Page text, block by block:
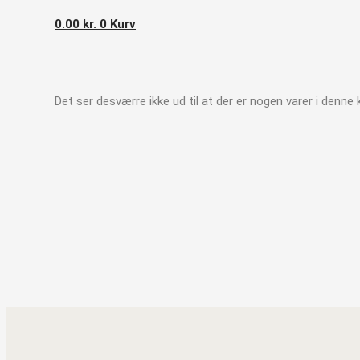
0.00 kr. 0 Kurv
Det ser desværre ikke ud til at der er nogen varer i denne